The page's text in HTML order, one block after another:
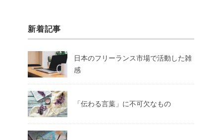
新着記事
日本のフリーランス市場で活動した雑
感
「伝わる言葉」に不可欠なもの